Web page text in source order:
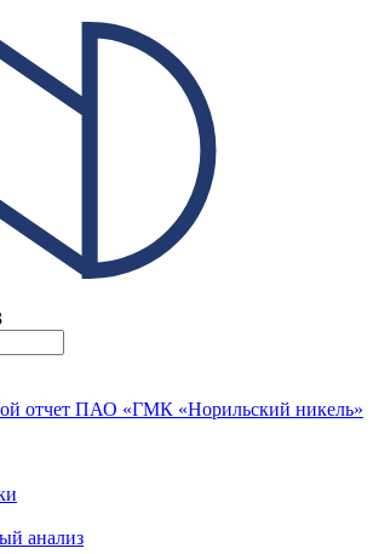
отчет ПАО «ГМК «Норильский никель»
анализ